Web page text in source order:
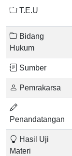
T.E.U
Bidang
Hukum
Sumber
Pemrakarsa
Penandatangan
Hasil Uji
Materi